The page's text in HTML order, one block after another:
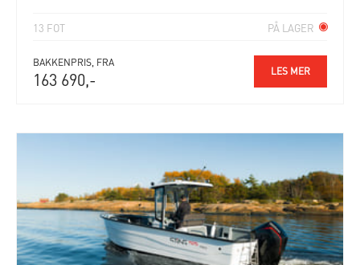
13 FOT PÅ LAGER
BAKKENPRIS, FRA
163 690,- LES MER